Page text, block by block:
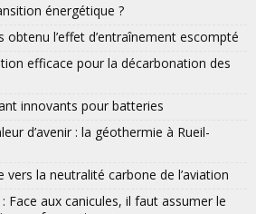
énergétique ?
obtenu l’effet d’entraînement escompté
efficace pour la décarbonation des
innovants pour batteries
d’avenir : la géothermie à Rueil-
vers la neutralité carbone de l’aviation
Face aux canicules, il faut assumer le